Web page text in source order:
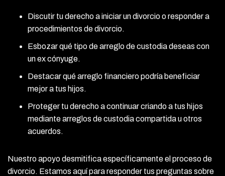
Discutir tu derecho a iniciar un divorcio o responder a
procedimientos de divorcio.
Esbozar qué tipo de arreglo de custodia deseas con
un ex cónyuge.
Destacar qué arreglo financiero podría beneficiar
mejor a tus hijos.
Proteger tu derecho a continuar criando a tus hijos
mediante arreglos de custodia compartida u otros
acuerdos.
Nuestro apoyo desmitifica específicamente el proceso de
divorcio. Estamos aquí para responder tus preguntas sobre